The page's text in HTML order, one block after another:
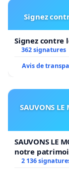
Signez
Signez contre
362 signatures
Avis de
SAUVONS
SAUVONS LE
notre
2 136